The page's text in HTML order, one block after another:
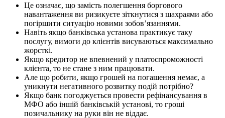
Це означає, що замість полегшення боргового
навантаження ви ризикуєте зіткнутися з шахраями або
погіршити ситуацію новими зобов’язаннями.
Навіть якщо банківська установа практикує таку
послугу, вимоги до клієнтів висуваються максимально
жорсткі.
Якщо кредитор не впевнений у платоспроможності
клієнта, то не стане з ним працювати.
Але що робити, якщо грошей на погашення немає, а
уникнути негативного розвитку подій потрібно?
Якщо банк погоджується провести рефінансування в
МФО або іншій банківській установі, то гроші
позичальнику на руки він не віддає.